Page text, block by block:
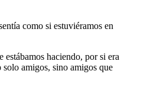
como si estuviéramos en
estábamos haciendo, por si era
solo amigos, sino amigos que